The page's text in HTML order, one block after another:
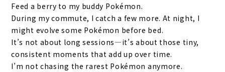
Feed a berry to my buddy Pokémon.
During my commute, I catch a few more. At night, I
might evolve some Pokémon before bed.
It’s not about long sessions—it’s about those tiny,
consistent moments that add up over time.
I’m not chasing the rarest Pokémon anymore.